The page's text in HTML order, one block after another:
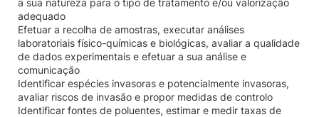
a sua natureza para o tipo de tratamento e/ou valorização
adequado
Efetuar a recolha de amostras, executar análises
laboratoriais físico-químicas e biológicas, avaliar a qualidade
de dados experimentais e efetuar a sua análise e
comunicação
Identificar espécies invasoras e potencialmente invasoras,
avaliar riscos de invasão e propor medidas de controlo
Identificar fontes de poluentes, estimar e medir taxas de